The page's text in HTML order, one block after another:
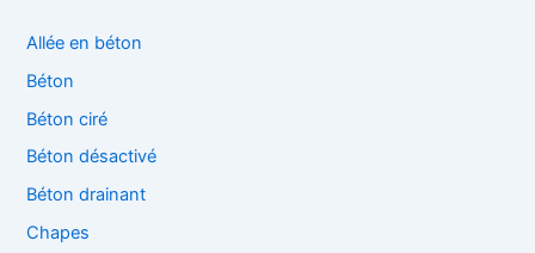
Allée en béton
Béton
Béton ciré
Béton désactivé
Béton drainant
Chapes